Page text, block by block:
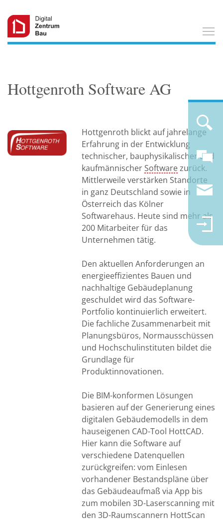
Hottgenroth Software AG
Hottgenroth blickt auf jahrelange
Erfahrung in der Entwicklung
technischer, bauphysikalischer und
kaufmännischer Softwarezurück.
Mittlerweile verstärken Standorte
in ganz Deutschland sowie in
Österreich das Kölner
Softwarehaus. Heute sind mehr als
200 Mitarbeiter für das
Unternehmen tätig.
Den aktuellen Anforderungen an
energieeffizientes Bauen und
nachhaltige Gebäudeplanung
geschuldet wird das Software-
Portfolio kontinuierlich erweitert.
Die fachliche Zusammenarbeit mit
Planungsbüros, Normausschüssen
und Hochschulinstituten bildet die
Grundlage für
Produktinnovationen.
Die BIM-konformen Lösungen
basieren auf der Generierung eines
digitalen Gebäudemodells in dem
hauseigenen CAD-Tool HottCAD.
Hier kann die Software auf
verschiedene Datenquellen
zurückgreifen: vom Einlesen
vorhandener Bestandspläne über
das Gebäudeaufmaß via App bis
zum mobilen 3D-Laserscanning mit
den 3D-Raumscannern HottScan